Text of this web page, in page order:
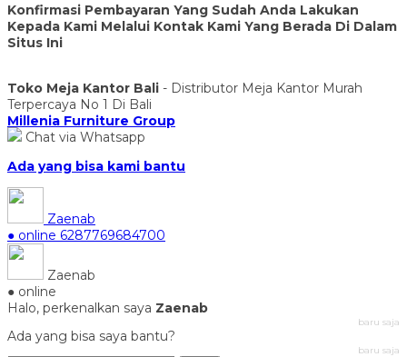
Konfirmasi Pembayaran Yang Sudah Anda Lakukan
Kepada Kami Melalui Kontak Kami Yang Berada Di Dalam
Situs Ini
Toko Meja Kantor Bali - Distributor Meja Kantor Murah
Terpercaya No 1 Di Bali
Millenia Furniture Group
Chat via Whatsapp
Ada yang bisa kami bantu
Zaenab
● online 6287769684700
Zaenab
● online
Halo, perkenalkan saya Zaenab
baru saja
Ada yang bisa saya bantu?
baru saja